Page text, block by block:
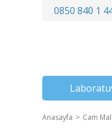
0850 840 1
Anasayfa Cam